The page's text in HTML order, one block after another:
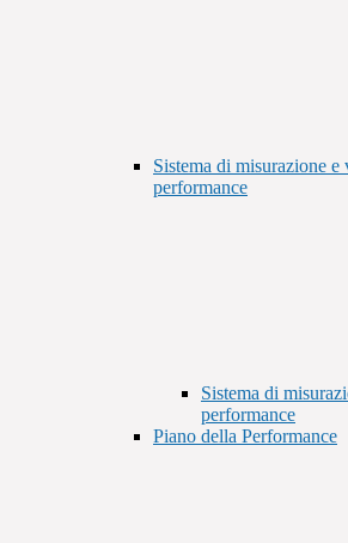
Sistema di misurazione e
performance
Sistema di
performance
Piano della Performance